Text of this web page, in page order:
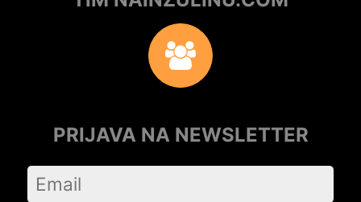
PRIJAVA NA NEWSLETTER